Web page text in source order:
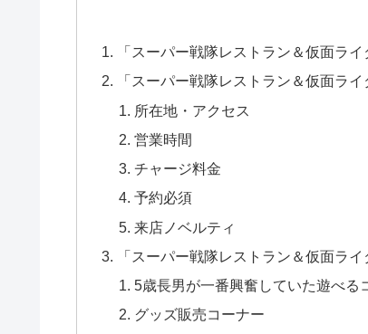
「スーパー戦隊レストラン＆仮面ラ
「スーパー戦隊レストラン＆仮面ラ
所在地・アクセス
営業時間
チャージ料金
予約必須
来店ノベルティ
「スーパー戦隊レストラン＆仮面ラ
5歳長男が一番興奮していた遊べる
グッズ販売コーナー